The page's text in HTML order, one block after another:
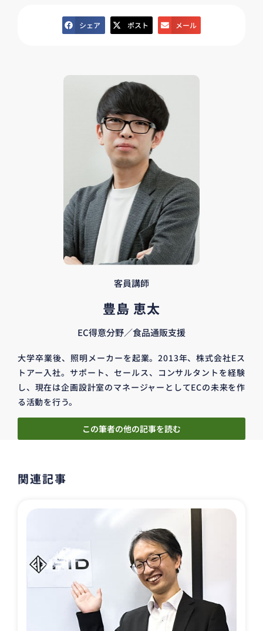
シェア ポスト メール
客員講師
豊島 恵太
EC得意分野／食品通販支援
大学卒業後、照明メーカーを起業。2013年、株式会社Eス
トアー入社。サポート、セールス、コンサルタントを経験
し、現在は企画設計室のマネージャーとしてECの未来を作
る活動を行う。
この筆者の他の記事を読む
関連記事